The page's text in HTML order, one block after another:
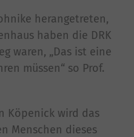
herangetreten,
haben die DRK
waren, „Das ist eine
müssen“ so Prof.
Köpenick wird das
Menschen dieses